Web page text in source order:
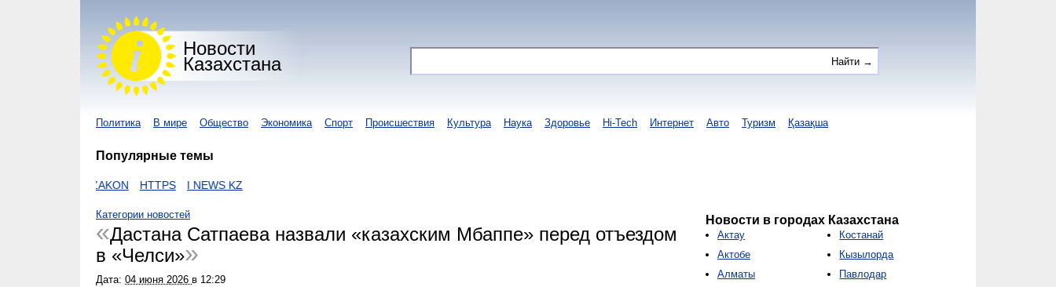
Новости
Казахстана
Политика В мире Общество Экономика Спорт Происшествия Культура Наука Здоровье Hi-Tech Интернет Авто Туризм Қазақша
Популярные темы
ZAKON HTTPS I NEWS KZ
Категории новостей
Дастана Сатпаева назвали «казахским Мбаппе» перед отъездом
в «Челси»
Дата: 04 июня 2026 в 12:29
Новости в городах Казахстана
Актау
Актобе
Алматы
Костанай
Кызылорда
Павлодар